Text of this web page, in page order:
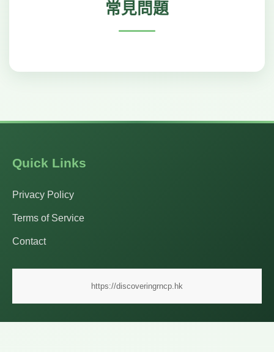
常見問題
Quick Links
Privacy Policy
Terms of Service
Contact
https://discoveringrncp.hk